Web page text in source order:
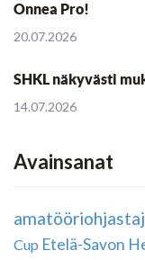
Onnea Pro!
20.07.2026
SHKL näkyvästi
14.07.2026
Avainsanat
Cup Etelä-Savon